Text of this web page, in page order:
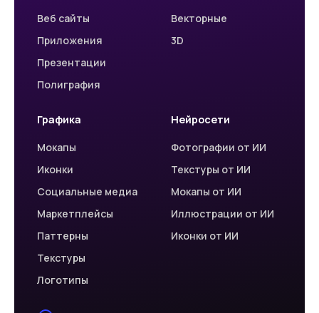
Веб сайты
Приложения
Презентации
Полиграфия
Векторные
3D
Графика
Мокапы
Иконки
Социальные медиа
Маркетплейсы
Паттерны
Текстуры
Логотипы
Нейросети
Фотографии от ИИ
Текстуры от ИИ
Мокапы от ИИ
Иллюстрации от ИИ
Иконки от ИИ